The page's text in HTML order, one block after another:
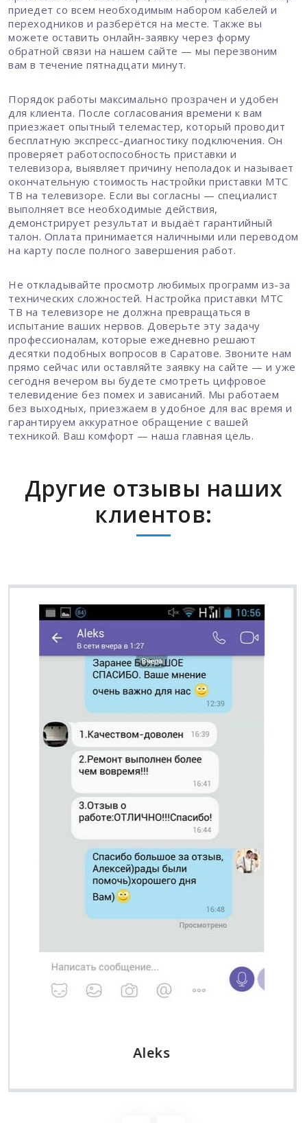
приедет со всем необходимым набором кабелей и
переходников и разберётся на месте. Также вы
можете оставить онлайн-заявку через форму
обратной связи на нашем сайте — мы перезвоним
вам в течение пятнадцати минут.
Порядок работы максимально прозрачен и удобен
для клиента. После согласования времени к вам
приезжает опытный телемастер, который проводит
бесплатную экспресс-диагностику подключения. Он
проверяет работоспособность приставки и
телевизора, выявляет причину неполадок и называет
окончательную стоимость настройки приставки МТС
ТВ на телевизоре. Если вы согласны — специалист
выполняет все необходимые действия,
демонстрирует результат и выдаёт гарантийный
талон. Оплата принимается наличными или переводом
на карту после полного завершения работ.
Не откладывайте просмотр любимых программ из-за
технических сложностей. Настройка приставки МТС
ТВ на телевизоре не должна превращаться в
испытание ваших нервов. Доверьте эту задачу
профессионалам, которые ежедневно решают
десятки подобных вопросов в Саратове. Звоните нам
прямо сейчас или оставляйте заявку на сайте — и уже
сегодня вечером вы будете смотреть цифровое
телевидение без помех и зависаний. Мы работаем
без выходных, приезжаем в удобное для вас время и
гарантируем аккуратное обращение с вашей
техникой. Ваш комфорт — наша главная цель.
Другие отзывы наших
клиентов:
Вячеслав